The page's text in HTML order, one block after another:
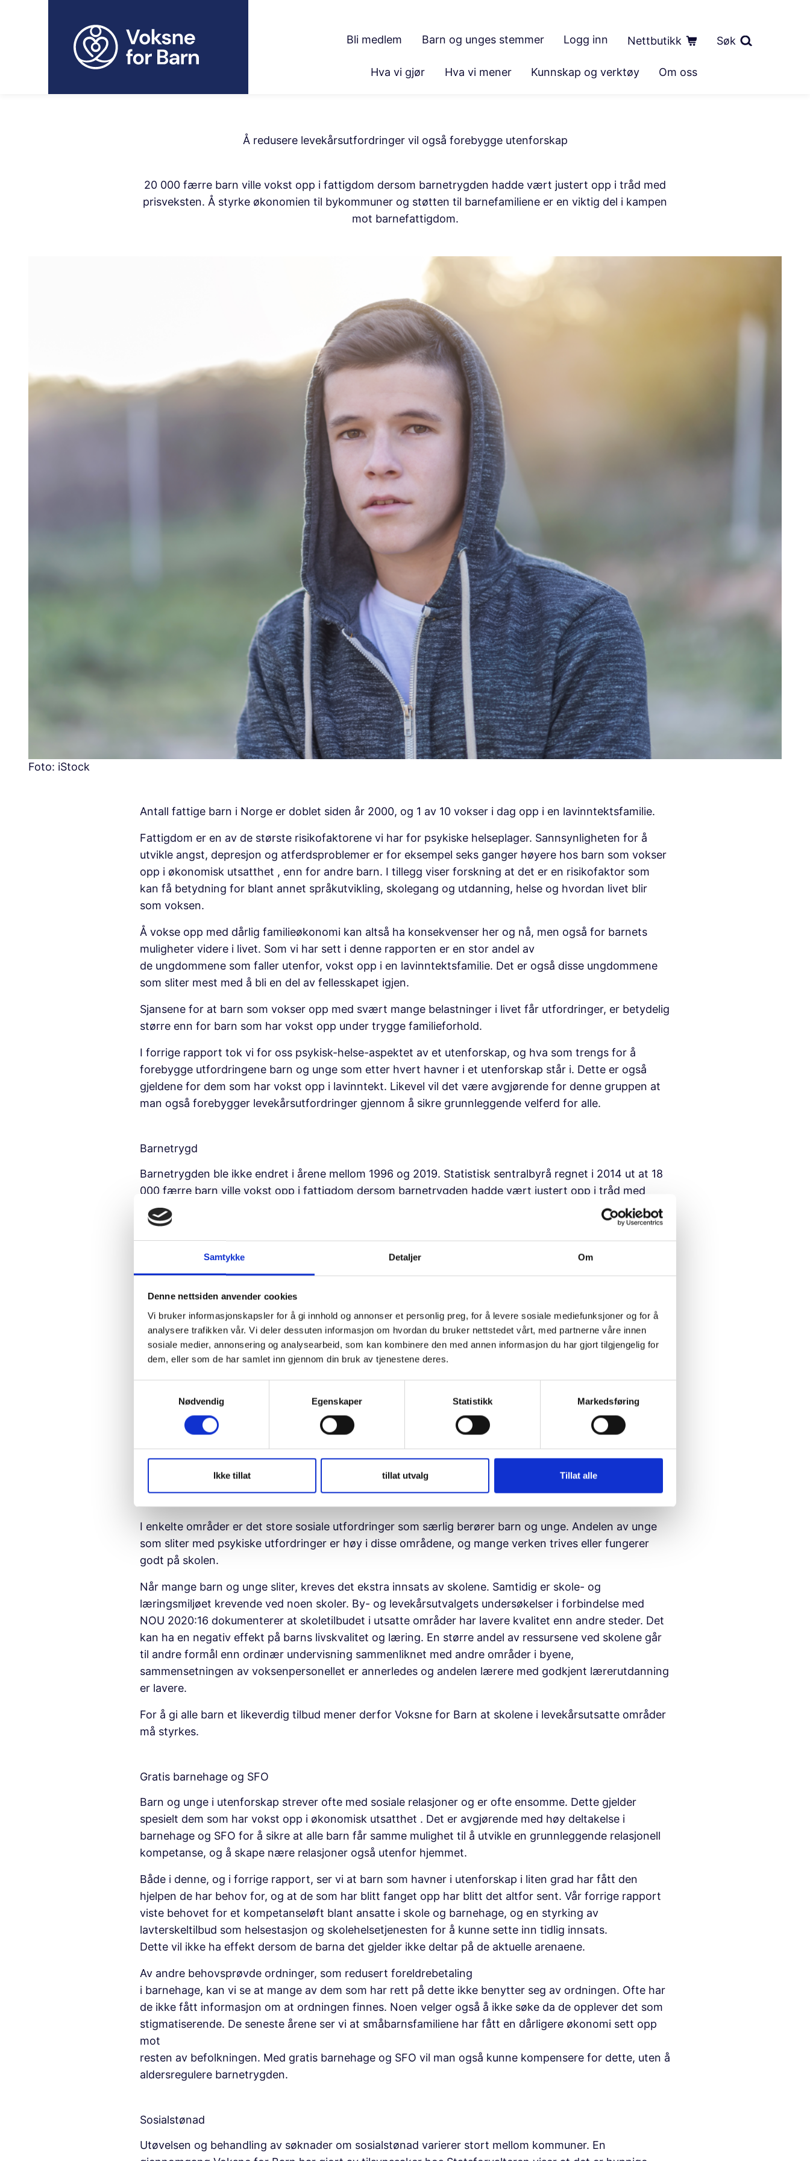
Samtykke Detaljer Om
Denne nettsiden anvender cookies
Vi bruker informasjonskapsler for å gi innhold og annonser et personlig preg, for å levere sosiale mediefunksjoner og for å
analysere trafikken vår. Vi deler dessuten informasjon om hvordan du bruker nettstedet vårt, med partnerne våre innen
sosiale medier, annonsering og analysearbeid, som kan kombinere den med annen informasjon du har gjort tilgjengelig for
dem, eller som de har samlet inn gjennom din bruk av tjenestene deres.
v
Nødvendig Egenskaper Statistikk Markedsføring
Ikke tillat tillat utvalg Tillat alle
Bli medlem Barn og unges stemmer Logg inn Nettbutikk Søk
Hva vi gjør Hva vi mener Kunnskap og verktøy Om oss
Å redusere levekårsutfordringer vil også forebygge utenforskap
20 000 færre barn ville vokst opp i fattigdom dersom barnetrygden hadde vært justert opp i tråd med
prisveksten. Å styrke økonomien til bykommuner og støtten til barnefamiliene er en viktig del i kampen
mot barnefattigdom.
Foto: iStock
Antall fattige barn i Norge er doblet siden år 2000, og 1 av 10 vokser i dag opp i en lavinntektsfamilie.
Fattigdom er en av de største risikofaktorene vi har for psykiske helseplager. Sannsynligheten for å
utvikle angst, depresjon og atferdsproblemer er for eksempel seks ganger høyere hos barn som vokser
opp i økonomisk utsatthet , enn for andre barn. I tillegg viser forskning at det er en risikofaktor som
kan få betydning for blant annet språkutvikling, skolegang og utdanning, helse og hvordan livet blir
som voksen.
Å vokse opp med dårlig familieøkonomi kan altså ha konsekvenser her og nå, men også for barnets
muligheter videre i livet. Som vi har sett i denne rapporten er en stor andel av
de ungdommene som faller utenfor, vokst opp i en lavinntektsfamilie. Det er også disse ungdommene
som sliter mest med å bli en del av fellesskapet igjen.
Sjansene for at barn som vokser opp med svært mange belastninger i livet får utfordringer, er betydelig
større enn for barn som har vokst opp under trygge familieforhold.
I forrige rapport tok vi for oss psykisk-helse-aspektet av et utenforskap, og hva som trengs for å
forebygge utfordringene barn og unge som etter hvert havner i et utenforskap står i. Dette er også
gjeldene for dem som har vokst opp i lavinntekt. Likevel vil det være avgjørende for denne gruppen at
man også forebygger levekårsutfordringer gjennom å sikre grunnleggende velferd for alle.
Barnetrygd
Barnetrygden ble ikke endret i årene mellom 1996 og 2019. Statistisk sentralbyrå regnet i 2014 ut at 18
000 færre barn ville vokst opp i fattigdom dersom barnetrygden hadde vært justert opp i tråd med
prisveksten. I dag er tallet anslått til å være mellom 20–25 000.
under 6 år. Dette er et steg i riktig retning, samtidig er det ikke nok til å få en effekt for de barna som
økonomi med årene. De som selv har vokst opp i en lavinntektsfamilie forteller at de selv ikke merket
konsekvensene av det før de var i 10–12-årsalderen. For å sikre at de mest sårbare barna ikke faller
utenfor er det derfor viktig at barnetrygden økes for hele aldersspennet.
I mange kommuner regnes barnetrygd som en del av inntektsgrunnlaget for beregning av sosialhjelp.
Dette gjør at barnetrygden ofte avkortes til dem som trenger den aller mest. handlingsfeil, og lange
behandlingstider. Det kan få store konsekvenser for et barn.
De siste årene har vi sett en utvikling der de største levekårsutfordringene har hopet seg opp i enkelte
I enkelte områder er det store sosiale utfordringer som særlig berører barn og unge. Andelen av unge
som sliter med psykiske utfordringer er høy i disse områdene, og mange verken trives eller fungerer
godt på skolen.
Når mange barn og unge sliter, kreves det ekstra innsats av skolene. Samtidig er skole- og
læringsmiljøet krevende ved noen skoler. By- og levekårsutvalgets undersøkelser i forbindelse med
NOU 2020:16 dokumenterer at skoletilbudet i utsatte områder har lavere kvalitet enn andre steder. Det
kan ha en negativ effekt på barns livskvalitet og læring. En større andel av ressursene ved skolene går
til andre formål enn ordinær undervisning sammenliknet med andre områder i byene,
sammensetningen av voksenpersonellet er annerledes og andelen lærere med godkjent lærerutdanning
er lavere.
For å gi alle barn et likeverdig tilbud mener derfor Voksne for Barn at skolene i levekårsutsatte områder
må styrkes.
Gratis barnehage og SFO
Barn og unge i utenforskap strever ofte med sosiale relasjoner og er ofte ensomme. Dette gjelder
spesielt dem som har vokst opp i økonomisk utsatthet . Det er avgjørende med høy deltakelse i
barnehage og SFO for å sikre at alle barn får samme mulighet til å utvikle en grunnleggende relasjonell
kompetanse, og å skape nære relasjoner også utenfor hjemmet.
Både i denne, og i forrige rapport, ser vi at barn som havner i utenforskap i liten grad har fått den
hjelpen de har behov for, og at de som har blitt fanget opp har blitt det altfor sent. Vår forrige rapport
viste behovet for et kompetanseløft blant ansatte i skole og barnehage, og en styrking av
lavterskeltilbud som helsestasjon og skolehelsetjenesten for å kunne sette inn tidlig innsats.
Dette vil ikke ha effekt dersom de barna det gjelder ikke deltar på de aktuelle arenaene.
Av andre behovsprøvde ordninger, som redusert foreldrebetaling
i barnehage, kan vi se at mange av dem som har rett på dette ikke benytter seg av ordningen. Ofte har
de ikke fått informasjon om at ordningen finnes. Noen velger også å ikke søke da de opplever det som
stigmatiserende. De seneste årene ser vi at småbarnsfamiliene har fått en dårligere økonomi sett opp
mot
resten av befolkningen. Med gratis barnehage og SFO vil man også kunne kompensere for dette, uten å
aldersregulere barnetrygden.
Sosialstønad
Utøvelsen og behandling av søknader om sosialstønad varierer stort mellom kommuner. En